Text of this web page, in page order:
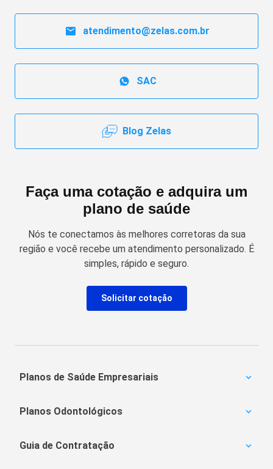
atendimento@zelas.com.br
SAC
Blog Zelas
Faça uma cotação e adquira um
plano de saúde
Nós te conectamos às melhores corretoras da sua
região e você recebe um atendimento personalizado. É
simples, rápido e seguro.
Solicitar cotação
Planos de Saúde Empresariais
Unimed Empresarial
Notredame Intermédica
Planos Odontológicos
MetLife
Guia de Contratação